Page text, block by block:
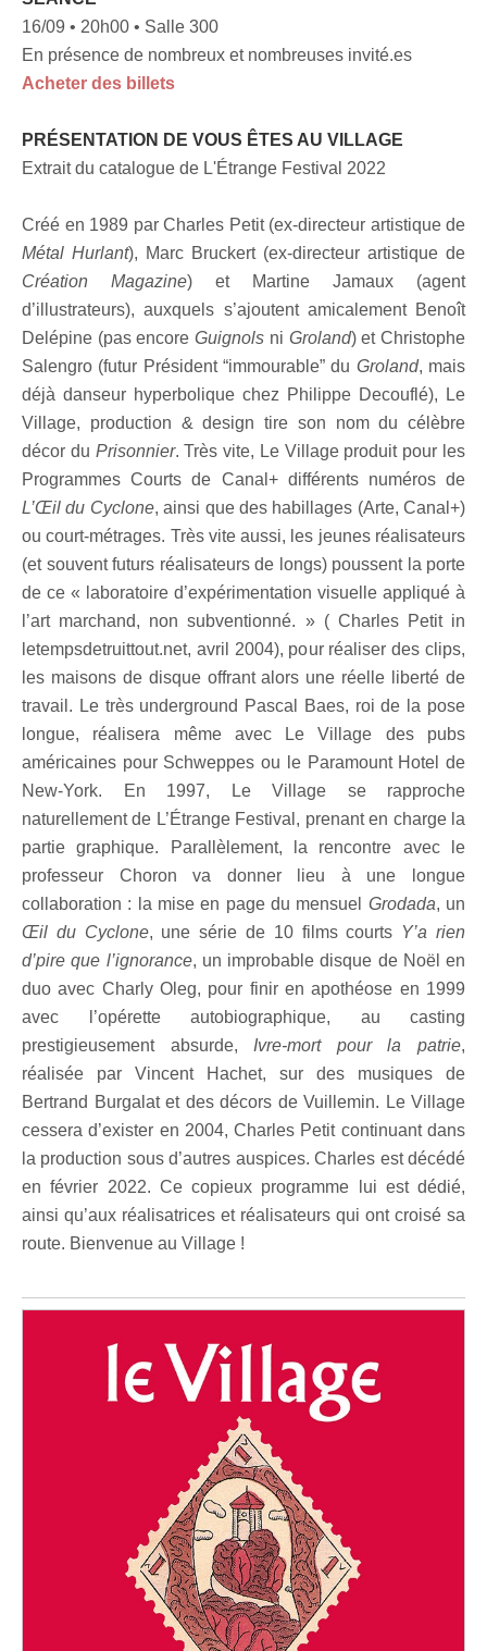
16/09 • 20h00 • Salle 300
En présence de nombreux et nombreuses invité.es
Acheter des billets
PRÉSENTATION DE VOUS ÊTES AU VILLAGE
Extrait du catalogue de L'Étrange Festival 2022
Créé en 1989 par Charles Petit (ex-directeur artistique de
Métal Hurlant), Marc Bruckert (ex-directeur artistique de
Création Magazine) et Martine Jamaux (agent
d’illustrateurs), auxquels s’ajoutent amicalement Benoît
Delépine (pas encoreGuignols ni Groland) et Christophe
Salengro (futur Président “immourable” du Groland, mais
déjà danseur hyperbolique chez Philippe Decouflé), Le
Village, production & design tire son nom du célèbre
décor du Prisonnier. Très vite, Le Village produit pour les
Programmes Courts de Canal+ différents numéros de
L’Œil du Cyclone, ainsi que des habillages (Arte, Canal+)
ou court-métrages. Très vite aussi, les jeunes réalisateurs
(et souvent futurs réalisateurs de longs) poussent la porte
de ce « laboratoire d’expérimentation visuelle appliqué à
l’art marchand, non subventionné. » ( Charles Petit in
letempsdetruittout.net, avril 2004), pour réaliser des clips,
les maisons de disque offrant alors une réelle liberté de
travail. Le très underground Pascal Baes, roi de la pose
longue, réalisera même avec Le Village des pubs
américaines pour Schweppes ou le Paramount Hotel de
New-York. En 1997, Le Village se rapproche
naturellement de L’Étrange Festival, prenant en charge la
partie graphique. Parallèlement, la rencontre avec le
professeur Choron va donner lieu à une longue
collaboration : la mise en page du mensuel Grodada, un
Œil du Cyclone, une série de 10 films courts Y’a rien
d’pire que l’ignorance, un improbable disque de Noël en
duo avec Charly Oleg, pour finir en apothéose en 1999
avec l’opérette autobiographique, au casting
prestigieusement absurde, Ivre-mort pour la patrie,
réalisée par Vincent Hachet, sur des musiques de
Bertrand Burgalat et des décors de Vuillemin. Le Village
cessera d’exister en 2004, Charles Petit continuant dans
la production sous d’autres auspices. Charles est décédé
en février 2022. Ce copieux programme lui est dédié,
ainsi qu’aux réalisatrices et réalisateurs qui ont croisé sa
route. Bienvenue au Village !